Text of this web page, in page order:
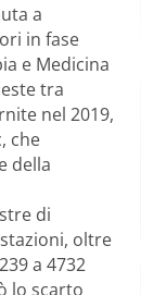
a
in fase
e Medicina
tra
nel 2019,
che
della
di
oltre
a 4732
lo scarto